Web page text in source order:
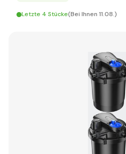
Letzte 4 Stücke(Bei Ihnen 11.08.)